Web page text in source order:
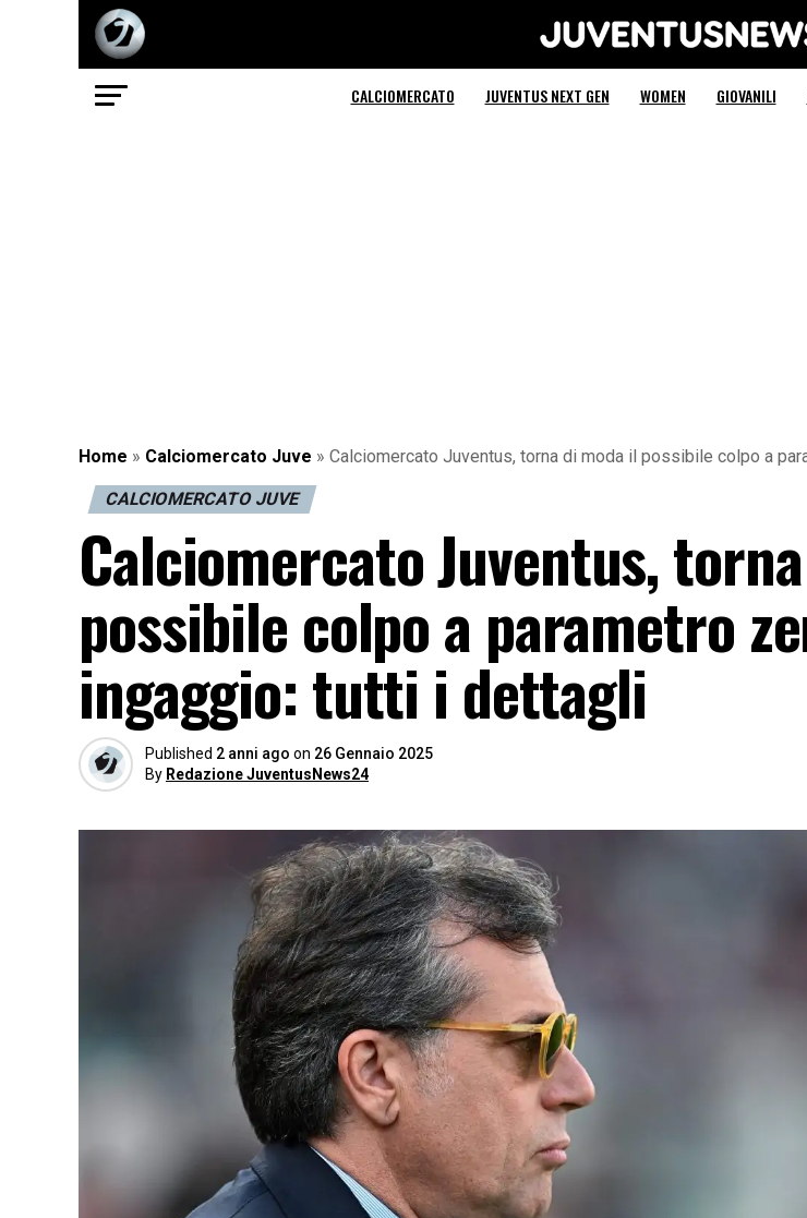
Juventus News
CALCIOMERCATO JUVENTUS NEXT GEN WOMEN GIOVANILI
Home » Calciomercato Juve » Calciomercato Juventus, torna di moda il possibile colpo a
CALCIOMERCATO JUVE
Calciomercato Juventus,
possibile colpo a parametro
ingaggio: tutti i dettagli
Published 2 anni ago on 26 Gennaio 2025
By Redazione JuventusNews24